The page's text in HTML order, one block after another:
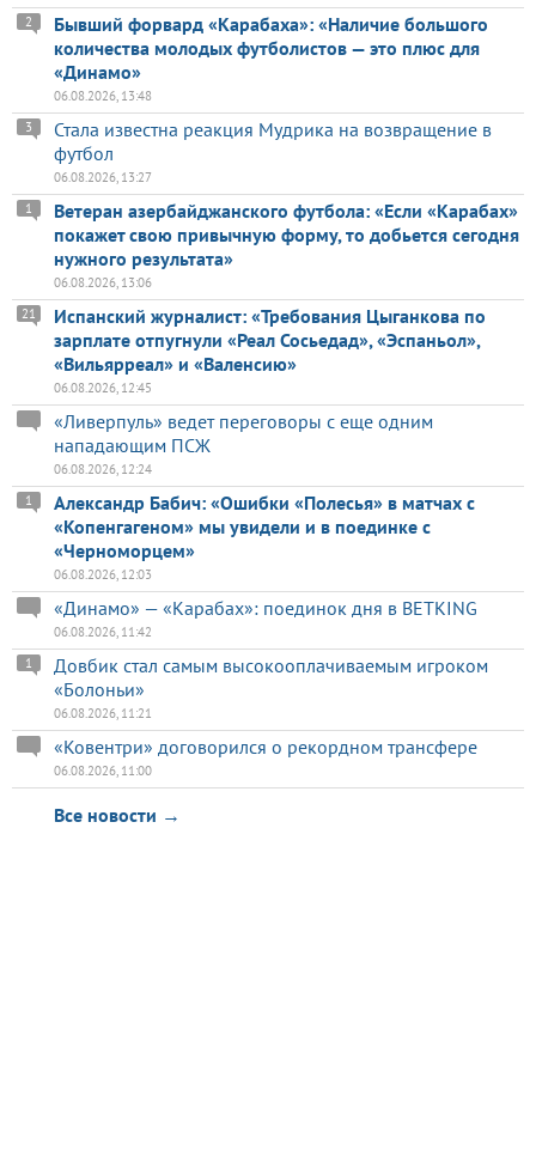
Бывший форвард «Карабаха»: «Наличие большого
количества молодых футболистов — это плюс для
«Динамо»
2
06.08.2026, 13:48
Стала известна реакция Мудрика на возвращение в
футбол
3
06.08.2026, 13:27
Ветеран азербайджанского футбола: «Если «Карабах»
покажет свою привычную форму, то добьется сегодня
нужного результата»
1
06.08.2026, 13:06
Испанский журналист: «Требования Цыганкова по
зарплате отпугнули «Реал Сосьедад», «Эспаньол»,
«Вильярреал» и «Валенсию»
21
06.08.2026, 12:45
«Ливерпуль» ведет переговоры с еще одним
нападающим ПСЖ
06.08.2026, 12:24
Александр Бабич: «Ошибки «Полесья» в матчах с
«Копенгагеном» мы увидели и в поединке с
«Черноморцем»
1
06.08.2026, 12:03
«Динамо» — «Карабах»: поединок дня в BETKING
06.08.2026, 11:42
Довбик стал самым высокооплачиваемым игроком
«Болоньи»
1
06.08.2026, 11:21
«Ковентри» договорился о рекордном трансфере
06.08.2026, 11:00
Все новости →